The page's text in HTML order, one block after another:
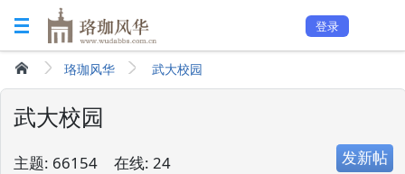
登录
珞珈风华 武大校园
武大校园
主题: 66154 在线: 24 发新帖